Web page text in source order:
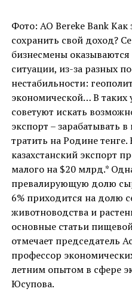
Фото: АО Bereke Bank Как
сохранить свой доход?
бизнесмены
ситуации, из-за разных
нестабильности:
экономической… В таких
советуют искать
экспорт – зарабатывать
тратить на Родине
казахстанский экспорт
малого на $20 млрд.*
превалирующую долю
6% приходится на долю
животноводства и
основные статьи
отмечает председатель
профессор
летним опытом в сфере
Юсупова.